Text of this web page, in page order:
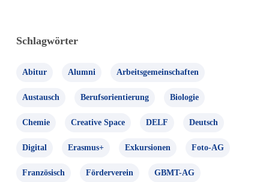
Schlagwörter
Abitur Alumni Arbeitsgemeinschaften
Austausch Berufsorientierung Biologie
Chemie Creative Space DELF Deutsch
Digital Erasmus+ Exkursionen Foto-AG
Französisch Förderverein GBMT-AG